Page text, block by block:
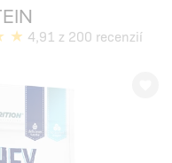
4,91 z 200 recenzií